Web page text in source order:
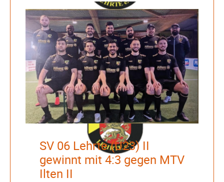
SV 06 Lehrte (U23) II
gewinnt mit 4:3 gegen MTV
Ilten II